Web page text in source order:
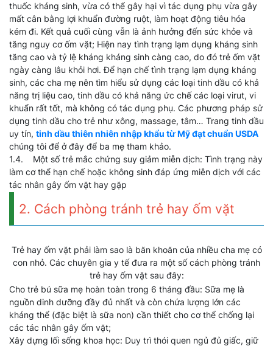
thuốc kháng sinh, vừa có thể gây hại vì tác dụng phụ vừa gây
mất cân bằng lợi khuẩn đường ruột, làm hoạt động tiêu hóa
kém đi. Kết quả cuối cùng vẫn là ảnh hưởng đến sức khỏe và
tăng nguy cơ ốm vặt; Hiện nay tình trạng lạm dụng kháng sinh
tăng cao và tỷ lệ kháng kháng sinh càng cao, do đó trẻ ốm vặt
ngày càng lâu khỏi hơi. Để hạn chế tình trạng lạm dụng kháng
sinh, các cha mẹ nên tìm hiểu sử dụng các loại tinh dầu có khả
năng trị liệu cao, tinh dầu có khả năng ức chế các loại virut, vi
khuẩn rất tốt, mà không có tác dụng phụ. Các phương pháp sử
dụng tinh dầu cho trẻ như xông, massage, tắm… Trang tinh dầu
uy tín, tinh dầu thiên nhiên nhập khẩu từ Mỹ đạt chuẩn USDA
chúng tôi để ở đây để ba mẹ tham khảo.
1.4. Một số trẻ mắc chứng suy giảm miễn dịch: Tình trạng này
làm cơ thể hạn chế hoặc không sinh đáp ứng miễn dịch với các
tác nhân gây ốm vặt hay gặp
2. Cách phòng tránh trẻ hay ốm vặt
Trẻ hay ốm vặt phải làm sao là băn khoăn của nhiều cha mẹ có
con nhỏ. Các chuyên gia y tế đưa ra một số cách phòng tránh
trẻ hay ốm vặt sau đây:
Cho trẻ bú sữa mẹ hoàn toàn trong 6 tháng đầu: Sữa mẹ là
nguồn dinh dưỡng đầy đủ nhất và còn chứa lượng lớn các
kháng thể (đặc biệt là sữa non) cần thiết cho cơ thể chống lại
các tác nhân gây ốm vặt;
Xây dựng lối sống khoa học: Duy trì thói quen ngủ đủ giấc, giữ